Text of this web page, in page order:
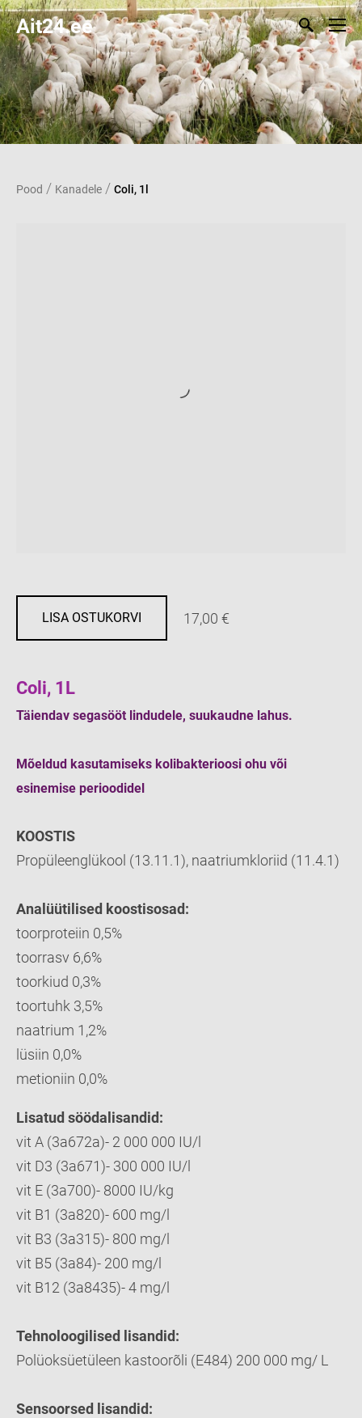
Ait24.ee
Pood / Kanadele / Coli, 1l
LISA OSTUKORVI 17,00 €
Coli, 1L
Täiendav segasööt lindudele, suukaudne lahus.
Mõeldud kasutamiseks kolibakterioosi ohu või
esinemise perioodidel
KOOSTIS
Propüleenglükool (13.11.1), naatriumkloriid (11.4.1)
Analüütilised koostisosad:
toorproteiin 0,5%
toorrasv 6,6%
toorkiud 0,3%
toortuhk 3,5%
naatrium 1,2%
lüsiin 0,0%
metioniin 0,0%
Lisatud söödalisandid:
vit A (3a672a)- 2 000 000 IU/l
vit D3 (3a671)- 300 000 IU/l
vit E (3a700)- 8000 IU/kg
vit B1 (3a820)- 600 mg/l
vit B3 (3a315)- 800 mg/l
vit B5 (3a84)- 200 mg/l
vit B12 (3a8435)- 4 mg/l
Tehnoloogilised lisandid:
Polüoksüetüleen kastoorõli (E484) 200 000 mg/ L
Sensoorsed lisandid: